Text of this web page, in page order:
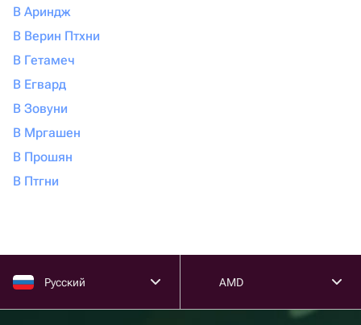
В Ариндж
В Верин Птхни
В Гетамеч
В Егвард
В Зовуни
В Мргашен
В Прошян
В Птгни
Русский AMD